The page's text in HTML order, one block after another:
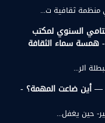
ثقافية ت...
السنوي لمكتب
همسة سماء الثقافة
الر...
— أين ضاعت المهمة؟ -
حين يغفل...